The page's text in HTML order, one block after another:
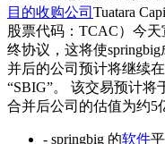
目的收购公司 Tuatara
股票代码：TCAC）今
终协议，这将使
并后的公司预计将继续
“SBIG”。 该交易预计将
合并后公司的估值为约5
- springbig 的软件